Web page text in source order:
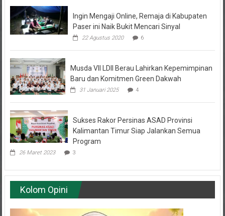
Ingin Mengaji Online, Remaja di Kabupaten
Paser ini Naik Bukit Mencari Sinyal
22 Agustus 2020 6
Musda VII LDII Berau Lahirkan Kepemimpinan
Baru dan Komitmen Green Dakwah
31 Januari 2025 4
Sukses Rakor Persinas ASAD Provinsi
Kalimantan Timur Siap Jalankan Semua
Program
26 Maret 2023 3
Kolom Opini